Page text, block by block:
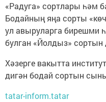
«Радуга» сортлары һәм
Бодайның яңа сорты
ул авыруларга бирешми
булган «Йолдыз» сортын
Хәзерге вакытта
дигән бодай сортын
tatar-inform.tatar